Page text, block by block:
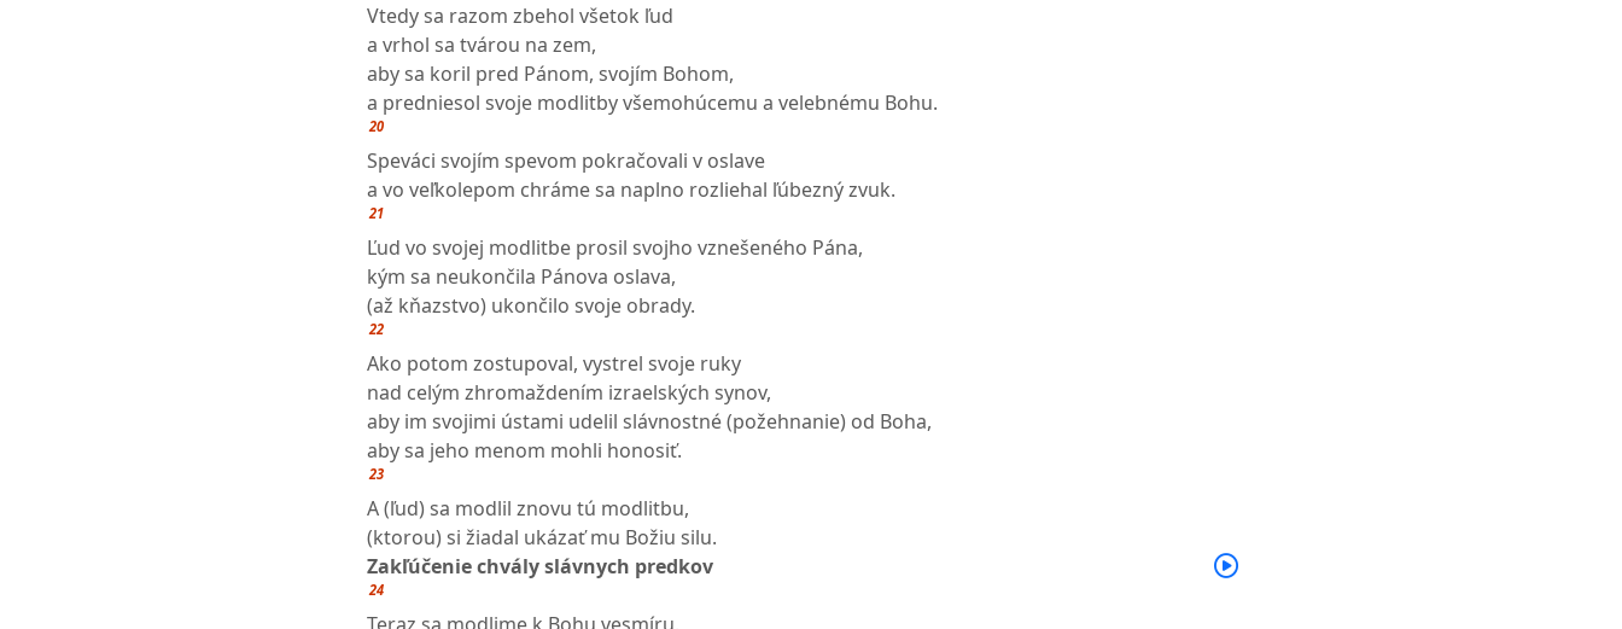
Vtedy sa razom zbehol všetok ľud
a vrhol sa tvárou na zem,
aby sa koril pred Pánom, svojím Bohom,
a predniesol svoje modlitby všemohúcemu a velebnému Bohu.
20
Speváci svojím spevom pokračovali v oslave
a vo veľkolepom chráme sa naplno rozliehal ľúbezný zvuk.
21
Ľud vo svojej modlitbe prosil svojho vznešeného Pána,
kým sa neukončila Pánova oslava,
(až kňazstvo) ukončilo svoje obrady.
22
Ako potom zostupoval, vystrel svoje ruky
nad celým zhromaždením izraelských synov,
aby im svojimi ústami udelil slávnostné (požehnanie) od Boha,
aby sa jeho menom mohli honosiť.
23
A (ľud) sa modlil znovu tú modlitbu,
(ktorou) si žiadal ukázať mu Božiu silu.
Zakľúčenie chvály slávnych predkov
24
Teraz sa modlime k Bohu vesmíru,